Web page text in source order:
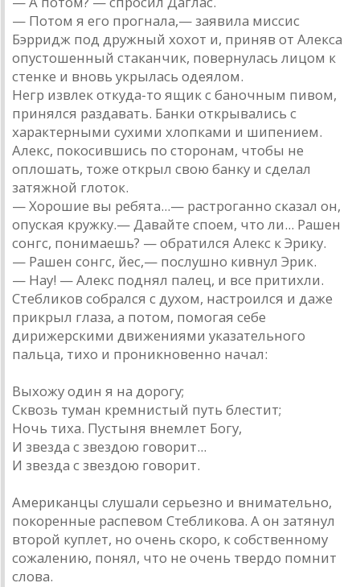
— Потом я его прогнала,— заявила миссис
Бэрридж под дружный хохот и, приняв от Алекса
опустошенный стаканчик, повернулась лицом к
стенке и вновь укрылась одеялом.
Негр извлек откуда-то ящик с баночным пивом,
принялся раздавать. Банки открывались с
характерными сухими хлопками и шипением.
Алекс, покосившись по сторонам, чтобы не
оплошать, тоже открыл свою банку и сделал
затяжной глоток.
— Хорошие вы ребята...— растроганно сказал он,
опуская кружку.— Давайте споем, что ли... Рашен
сонгс, понимаешь? — обратился Алекс к Эрику.
— Рашен сонгс, йес,— послушно кивнул Эрик.
— Нау! — Алекс поднял палец, и все притихли.
Стебликов собрался с духом, настроился и даже
прикрыл глаза, а потом, помогая себе
дирижерскими движениями указательного
пальца, тихо и проникновенно начал:
Выхожу один я на дорогу;
Сквозь туман кремнистый путь блестит;
Ночь тиха. Пустыня внемлет Богу,
И звезда с звездою говорит...
И звезда с звездою говорит.
Американцы слушали серьезно и внимательно,
покоренные распевом Стебликова. А он затянул
второй куплет, но очень скоро, к собственному
сожалению, понял, что не очень твердо помнит
слова.